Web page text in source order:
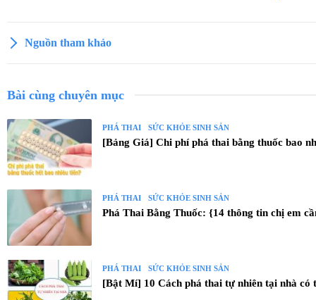
Nguồn tham khảo
Bài cùng chuyên mục
PHÁ THAI SỨC KHỎE SINH SẢN
[Bảng Giá] Chi phí phá thai bằng thuốc bao
PHÁ THAI SỨC KHỎE SINH SẢN
Phá Thai Bằng Thuốc: {14 thông tin chị em
PHÁ THAI SỨC KHỎE SINH SẢN
[Bật Mí] 10 Cách phá thai tự nhiên tại nhà có